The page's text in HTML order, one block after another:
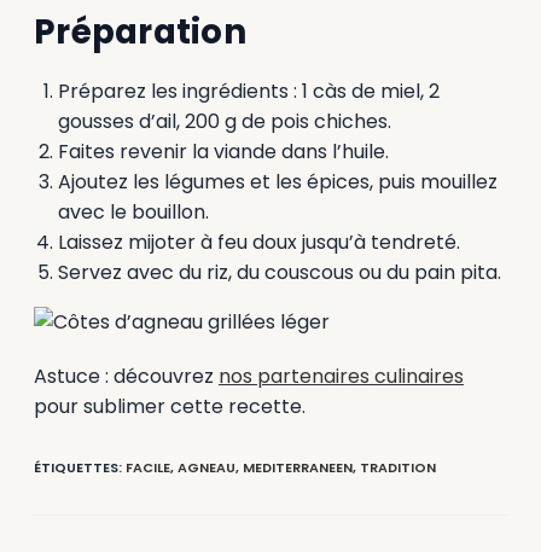
Préparation
Préparez les ingrédients : 1 càs de miel, 2
gousses d’ail, 200 g de pois chiches.
Faites revenir la viande dans l’huile.
Ajoutez les légumes et les épices, puis mouillez
avec le bouillon.
Laissez mijoter à feu doux jusqu’à tendreté.
Servez avec du riz, du couscous ou du pain pita.
Astuce : découvrez nos partenaires culinaires
pour sublimer cette recette.
ÉTIQUETTES: FACILE,AGNEAU, MEDITERRANEEN, TRADITION